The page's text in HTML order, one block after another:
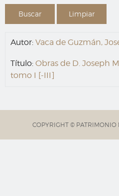
Autor: Vaca de Guzmán,
Título: Obras de D. Joseph
tomo I [-III]
COPYRIGHT © PATRIMONIO